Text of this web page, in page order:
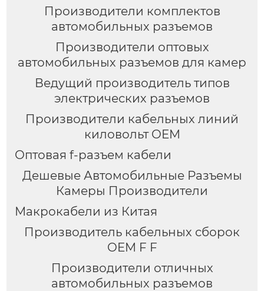
Производители комплектов
автомобильных разъемов
Производители оптовых
автомобильных разъемов для камер
Ведущий производитель типов
электрических разъемов
Производители кабельных линий
киловольт OEM
Оптовая f-разъем кабели
Дешевые Автомобильные Разъемы
Камеры Производители
Макрокабели из Китая
Производитель кабельных сборок
OEM F F
Производители отличных
автомобильных разъемов